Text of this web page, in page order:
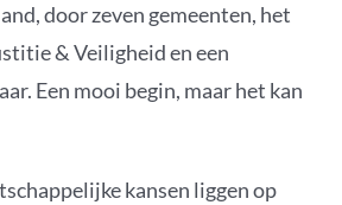
door zeven gemeenten, het
& Veiligheid en een
Een mooi begin, maar het kan
kansen liggen op